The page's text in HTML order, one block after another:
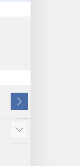
Inayofuata
Onyesha
zaidi